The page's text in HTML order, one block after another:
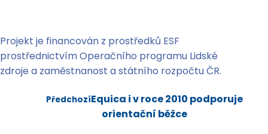
Projekt je financován z prostředků ESF
prostřednictvím Operačního programu Lidské
zdroje a zaměstnanost a státního rozpočtu ČR.
PředchozíEquica i v roce 2010 podporuje
orientační běžce